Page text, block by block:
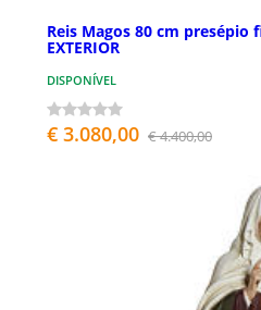
Reis Magos 80 cm
EXTERIOR
DISPONÍVEL
€ 3.080,00 € 4.400,00